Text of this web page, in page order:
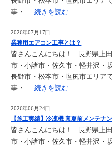
事・ ...続きを読む
2026年07月17日
業務用エアコン工事とは？
皆さんこんにちは！ 長野県上
市・小諸市・佐久市・軽井沢・
長野市・松本市・塩尻市エリア
事・ ...続きを読む
2026年06月24日
【施工実績】冷凍機 真夏前メンテナ
皆さんこんにちは！ 長野県上
市・小諸市・佐久市・軽井沢・